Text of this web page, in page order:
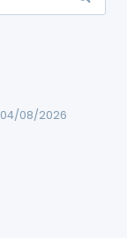
04/08/2026